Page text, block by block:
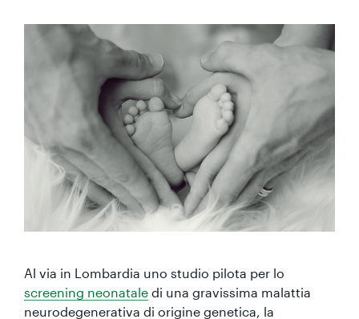
Al via in Lombardia uno studio pilota per lo
screening neonatale di una gravissima malattia
neurodegenerativa di origine genetica, la